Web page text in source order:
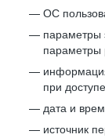
ОС
параметры
параметры
при
дата и
источник